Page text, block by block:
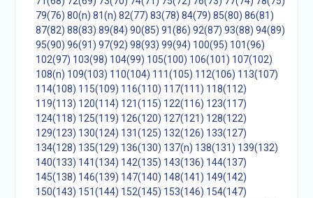
79(76) 80(n) 81(n) 82(77) 83(78) 84(79) 85(80) 86(81)
87(82) 88(83) 89(84) 90(85) 91(86) 92(87) 93(88) 94(89)
95(90) 96(91) 97(92) 98(93) 99(94) 100(95) 101(96)
102(97) 103(98) 104(99) 105(100) 106(101) 107(102)
108(n) 109(103) 110(104) 111(105) 112(106) 113(107)
114(108) 115(109) 116(110) 117(111) 118(112)
119(113) 120(114) 121(115) 122(116) 123(117)
124(118) 125(119) 126(120) 127(121) 128(122)
129(123) 130(124) 131(125) 132(126) 133(127)
134(128) 135(129) 136(130) 137(n) 138(131) 139(132)
140(133) 141(134) 142(135) 143(136) 144(137)
145(138) 146(139) 147(140) 148(141) 149(142)
150(143) 151(144) 152(145) 153(146) 154(147)